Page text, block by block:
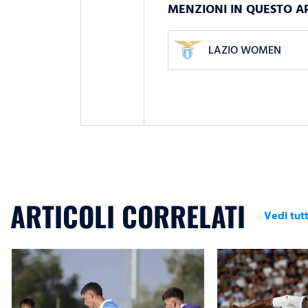
MENZIONI IN QUESTO
LAZIO WOMEN
ARTICOLI CORRELATI Vedi